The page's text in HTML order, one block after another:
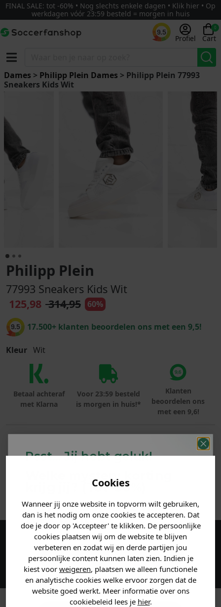
Cookies
Wanneer jij onze website in topvorm wilt gebruiken,
dan is het nodig om onze cookies te accepteren. Dat
doe je door op 'Accepteer' te klikken. De persoonlijke
cookies plaatsen wij om de website te blijven
verbeteren en zodat wij en derde partijen jou
persoonlijke content kunnen laten zien. Indien je
kiest voor weigeren, plaatsen we alleen functionele
en analytische cookies welke ervoor zorgen dat de
website goed werkt. Meer informatie over ons
cookiebeleid lees je hier.
FINAL SALE: tot -60% • Nog slechts enkele dagen • Klik hier • Op
werkdagen vóór 23:59 besteld = morgen in huis
9.5
Profiel
0
Cart
Dames > Philipp Plein Dames > Philipp Plein 77993
Sneakers Kids Wit
Philipp Plein
77993 Sneakers Kids Wit
125,98 314,95 60%
9.5 17.500+ klanten beoordelen ons met een 9,5!
Kleur Wit
Betaal achteraf
met Klarna
Voor 23:59 besteld
is morgen in huis!*
Klanten
beoordelen ons
met een 9,6!
PRODUCTINFORMATIE
ANDERE BESTELDEN OOK
Maak een account aan en ontvang 5%
korting op je eerste bestelling!
Psst... Jij hebt geluk!
Welke mystery
krijg jij? (Tot-30%
Vertel ons waar je naar op
zoek bent. 👇
Heren kleding
Dames kleding